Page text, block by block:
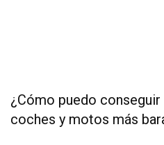
¿Cómo puedo
coches y motos más